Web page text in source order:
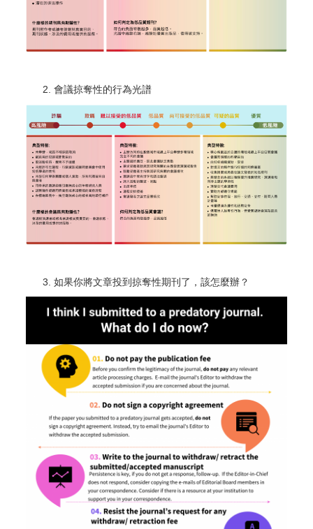
會議掠奪性的行為光譜
如果你將文章投到掠奪性期刊了，該怎麼辦？